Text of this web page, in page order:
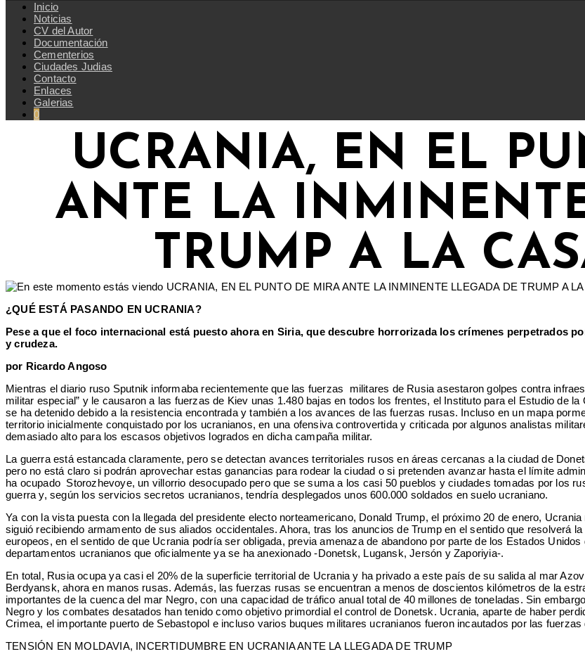
Inicio
Noticias
CV del Autor
Documentación
Cementerios
Ciudades Judias
Contacto
Enlaces
Galerias
0
UCRANIA, EN EL
ANTE LA
TRUMP A LA
¿QUÉ ESTÁ PASANDO EN UCRANIA?
Pese a que el foco internacional está puesto ahora en Siria, que descubre horrorizada los crímenes perpetrados
y crudeza.
por Ricardo Angoso
Mientras el diario ruso Sputnik informaba recientemente que las fuerzas militares de Rusia asestaron golpes contra
militar especial” y le causaron a las fuerzas de Kiev unas 1.480 bajas en todos los frentes, el Instituto para el Estudio de
se ha detenido debido a la resistencia encontrada y también a los avances de las fuerzas rusas. Incluso en un mapa
territorio inicialmente conquistado por los ucranianos, en una ofensiva controvertida y criticada por algunos analistas
demasiado alto para los escasos objetivos logrados en dicha campaña militar.
La guerra está estancada claramente, pero se detectan avances territoriales rusos en áreas cercanas a la ciudad de
pero no está claro si podrán aprovechar estas ganancias para rodear la ciudad o si pretenden avanzar hasta el límite
ha ocupado Storozhevoye, un villorrio desocupado pero que se suma a los casi 50 pueblos y ciudades tomadas por los
guerra y, según los servicios secretos ucranianos, tendría desplegados unos 600.000 soldados en suelo ucraniano.
Ya con la vista puesta con la llegada del presidente electo norteamericano, Donald Trump, el próximo 20 de enero,
siguió recibiendo armamento de sus aliados occidentales. Ahora, tras los anuncios de Trump en el sentido que resolverá
europeos, en el sentido de que Ucrania podría ser obligada, previa amenaza de abandono por parte de los Estados
departamentos ucranianos que oficialmente ya se ha anexionado -Donetsk, Lugansk, Jersón y Zaporiyia-.
En total, Rusia ocupa ya casi el 20% de la superficie territorial de Ucrania y ha privado a este país de su salida al mar
Berdyansk, ahora en manos rusas. Además, las fuerzas rusas se encuentran a menos de doscientos kilómetros de la
importantes de la cuenca del mar Negro, con una capacidad de tráfico anual total de 40 millones de toneladas. Sin
Negro y los combates desatados han tenido como objetivo primordial el control de Donetsk. Ucrania, aparte de haber
Crimea, el importante puerto de Sebastopol e incluso varios buques militares ucranianos fueron incautados por las
TENSIÓN EN MOLDAVIA, INCERTIDUMBRE EN UCRANIA ANTE LA LLEGADA DE TRUMP